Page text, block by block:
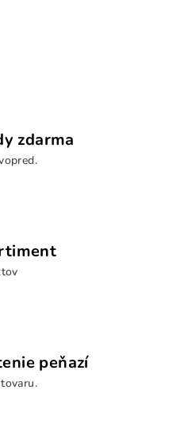
zdarma
peňazí